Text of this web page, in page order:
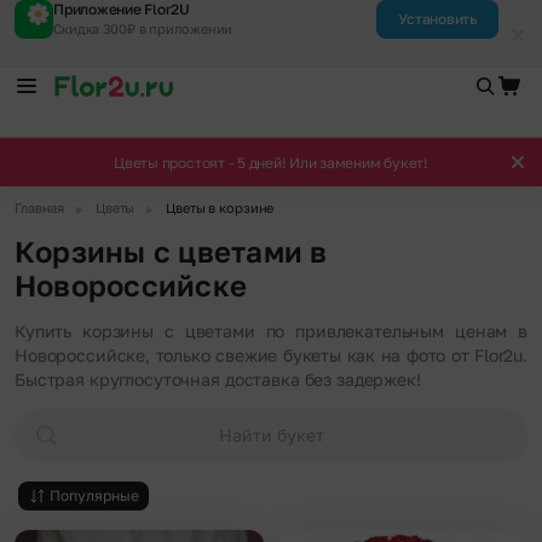
Приложение Flor2U
Скидка 300₽ в приложении
Установить
Цветы простоят - 5 дней! Или заменим букет!
Главная Цветы Цветы в корзине
Корзины с цветами в
Новороссийске
Купить корзины с цветами по привлекательным ценам в
Новороссийске, только свежие букеты как на фото от Flor2u.
Быстрая круглосуточная доставка без задержек!
Найти букет
Популярные